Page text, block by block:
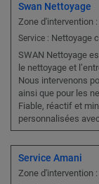
Swan Nettoyage
Zone d'intervention
Service : Nettoyage
SWAN Nettoyage
le nettoyage et
Nous intervenons
ainsi que pour les
Fiable, réactif et
personnalisées
Service Amani
Zone d'intervention